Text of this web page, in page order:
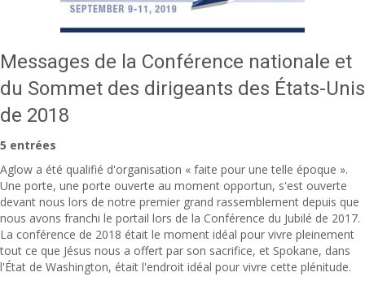
Messages de la Conférence nationale et
du Sommet des dirigeants des États-Unis
de 2018
5 entrées
Aglow a été qualifié d'organisation « faite pour une telle époque ».
Une porte, une porte ouverte au moment opportun, s'est ouverte
devant nous lors de notre premier grand rassemblement depuis que
nous avons franchi le portail lors de la Conférence du Jubilé de 2017.
La conférence de 2018 était le moment idéal pour vivre pleinement
tout ce que Jésus nous a offert par son sacrifice, et Spokane, dans
l'État de Washington, était l'endroit idéal pour vivre cette plénitude.